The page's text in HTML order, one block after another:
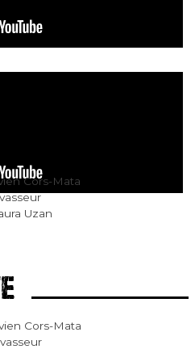
Cors-Mata
Uzan
Cors-Mata